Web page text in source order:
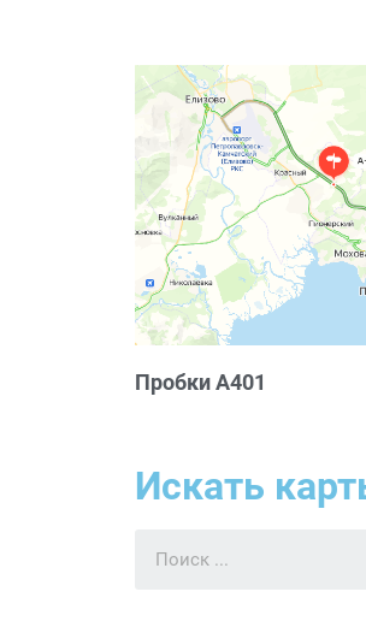
Пробки А401
Искать